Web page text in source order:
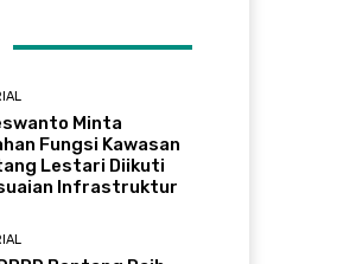
Minta
Fungsi Kawasan
Lestari Diikuti
Infrastruktur